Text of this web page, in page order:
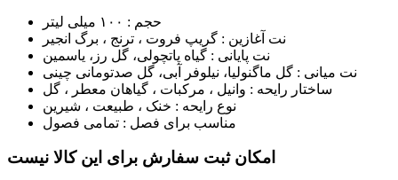
حجم : ۱۰۰ میلی لیتر
نت آغازین : گریپ فروت ، ترنج ، برگ انجیر
نت پایانی : گیاه پاتچولی، گل رز، یاسمین
نت میانی : گل ماگنولیا، نیلوفر آبی، گل صدتومانی چینی
ساختار رایحه : وانیل ، مرکبات ، گیاهان معطر ، گل
نوع رایحه : خنک ، طبیعت ، شیرین
مناسب برای فصل : تمامی فصول
امکان ثبت سفارش برای این کالا نیست